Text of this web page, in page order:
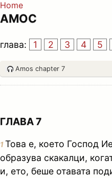
Home
АМОС
глава: 1 2 3 4 5
Amos chapter 7
ГЛАВА 7
1Това е, което Господ
образува скакалци,
и, ето, беше отавата